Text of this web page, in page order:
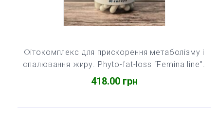
418.00 грн
Фітокомплекс для прискорення метаболізму і
спалювання жиру. Phyto-fat-loss “Femina line”.